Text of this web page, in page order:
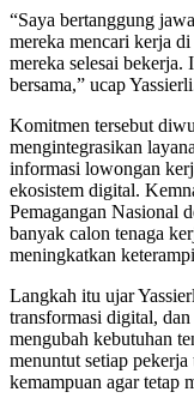
“Saya bertanggung
mereka mencari kerja
mereka selesai bekerja.
bersama,” ucap
Komitmen tersebut
mengintegrasikan
informasi lowongan
ekosistem digital.
Pemagangan Nasional
banyak calon tenaga
meningkatkan
Langkah itu ujar
transformasi digital,
mengubah kebutuhan
menuntut setiap
kemampuan agar tetap